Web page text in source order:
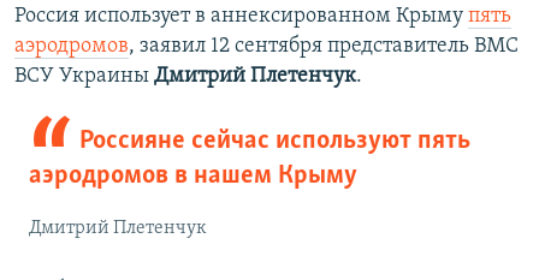
Россия использует в аннексированном Крыму пять
аэродромов, заявил 12 сентября представитель ВМС
ВСУ Украины Дмитрий Плетенчук.
Россияне сейчас используют пять
аэродромов в нашем Крыму
Дмитрий Плетенчук